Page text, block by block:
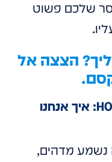
שלכם פשוט
הצצה אל
תהליך העבודה של HOLOWAVE: איך אנחנו
נשמע מדהים,